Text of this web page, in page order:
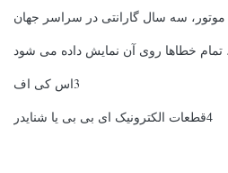
3اس کی اف
4قطعات الکترونیک ای بی بی یا شنایدر